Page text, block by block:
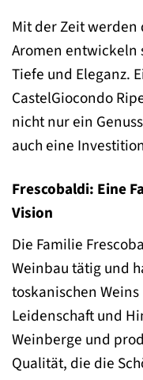
Mit der Zeit
Aromen entwickeln
Tiefe und Eleganz.
CastelGiocondo
nicht nur ein
auch eine
Frescobaldi: Eine
Vision
Die Familie
Weinbau tätig und
toskanischen
Leidenschaft und
Weinberge und
Qualität, die die